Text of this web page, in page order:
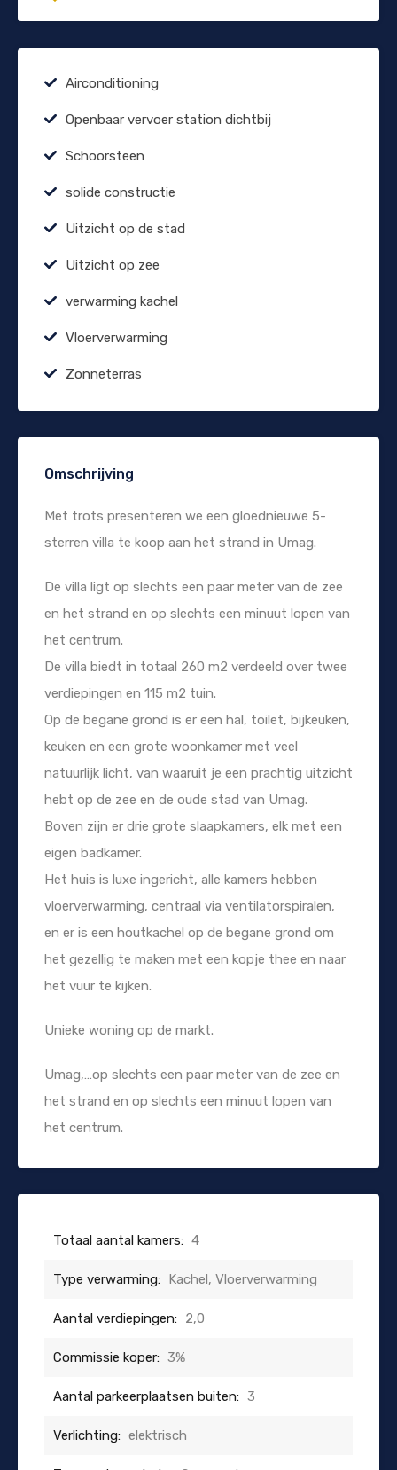
Airconditioning
Openbaar vervoer station dichtbij
Schoorsteen
solide constructie
Uitzicht op de stad
Uitzicht op zee
verwarming kachel
Vloerverwarming
Zonneterras
Omschrijving
Met trots presenteren we een gloednieuwe 5-
sterren villa te koop aan het strand in Umag.
De villa ligt op slechts een paar meter van de zee
en het strand en op slechts een minuut lopen van
het centrum.
De villa biedt in totaal 260 m2 verdeeld over twee
verdiepingen en 115 m2 tuin.
Op de begane grond is er een hal, toilet, bijkeuken,
keuken en een grote woonkamer met veel
natuurlijk licht, van waaruit je een prachtig uitzicht
hebt op de zee en de oude stad van Umag.
Boven zijn er drie grote slaapkamers, elk met een
eigen badkamer.
Het huis is luxe ingericht, alle kamers hebben
vloerverwarming, centraal via ventilatorspiralen,
en er is een houtkachel op de begane grond om
het gezellig te maken met een kopje thee en naar
het vuur te kijken.
Unieke woning op de markt.
Umag,…op slechts een paar meter van de zee en
het strand en op slechts een minuut lopen van
het centrum.
Totaal aantal kamers: 4
Type verwarming: Kachel, Vloerverwarming
Aantal verdiepingen: 2,0
Commissie koper: 3%
Aantal parkeerplaatsen buiten: 3
Verlichting: elektrisch